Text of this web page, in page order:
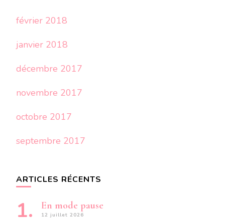
février 2018
janvier 2018
décembre 2017
novembre 2017
octobre 2017
septembre 2017
ARTICLES RÉCENTS
En mode pause
12 juillet 2026